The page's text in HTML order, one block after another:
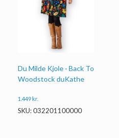
Du Milde Kjole · Back To
Woodstock duKathe
1.449 kr.
SKU: 032201100000